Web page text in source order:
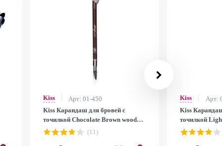
Kiss
Арт: 01-450
Kiss Карандаш для бровей с
точилкой Chocolate Brown wooden
pencil RBWP03 (11)
Kiss
Арт:
Kiss
точилкой
pencil